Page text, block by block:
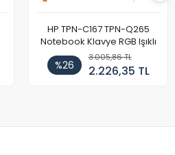
HP TPN-C167 TPN-Q265
Notebook Klavye RGB Işıklı
%26
3.005,86 TL
2.226,35 TL